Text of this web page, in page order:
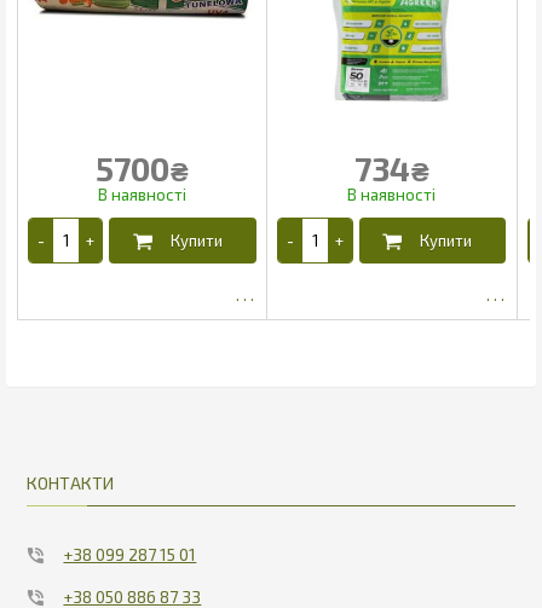
5700₴ 734₴
КОНТАКТИ
+38 099 287 15 01
+38 050 886 87 33